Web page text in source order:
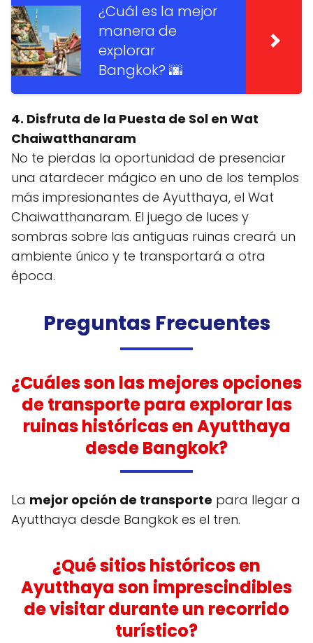
¿Cuál es la mejor
manera de
explorar
Bangkok? 🌆
4. Disfruta de la Puesta de Sol en Wat
Chaiwatthanaram
No te pierdas la oportunidad de presenciar
una atardecer mágico en uno de los templos
más impresionantes de Ayutthaya, el Wat
Chaiwatthanaram. El juego de luces y
sombras sobre las antiguas ruinas creará un
ambiente único y te transportará a otra
época.
Preguntas Frecuentes
¿Cuáles son las mejores opciones
de transporte para explorar las
ruinas históricas en Ayutthaya
desde Bangkok?
La mejor opción de transporte para llegar a
Ayutthaya desde Bangkok es el tren.
¿Qué sitios históricos en
Ayutthaya son imprescindibles
de visitar durante un recorrido
turístico?